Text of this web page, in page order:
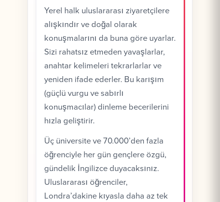
Yerel halk uluslararası ziyaretçilere
alışkındır ve doğal olarak
konuşmalarını da buna göre uyarlar.
Sizi rahatsız etmeden yavaşlarlar,
anahtar kelimeleri tekrarlarlar ve
yeniden ifade ederler. Bu karışım
(güçlü vurgu ve sabırlı
konuşmacılar) dinleme becerilerini
hızla geliştirir.
Üç üniversite ve 70.000’den fazla
öğrenciyle her gün gençlere özgü,
gündelik İngilizce duyacaksınız.
Uluslararası öğrenciler,
Londra’dakine kıyasla daha az tek